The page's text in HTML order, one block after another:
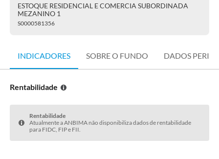
ESTOQUE RESIDENCIAL E COMERCIA SUBORDINADA
MEZANINO 1
S0000581356
INDICADORES SOBRE O FUNDO DADOS
Rentabilidade
Rentabilidade
Atualmente a ANBIMA não disponibiliza dados de rentabilidade
para FIDC, FIP e FII.